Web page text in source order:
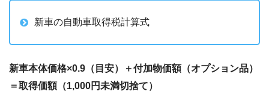
新車の自動車取得税計算式
新車本体価格×0.9（目安）＋付加物価額（オプション品）
＝取得価額（1,000円未満切捨て）